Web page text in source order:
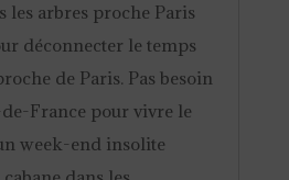
les arbres proche Paris
déconnecter le temps
de Paris. Pas besoin
France pour vivre le
week-end insolite